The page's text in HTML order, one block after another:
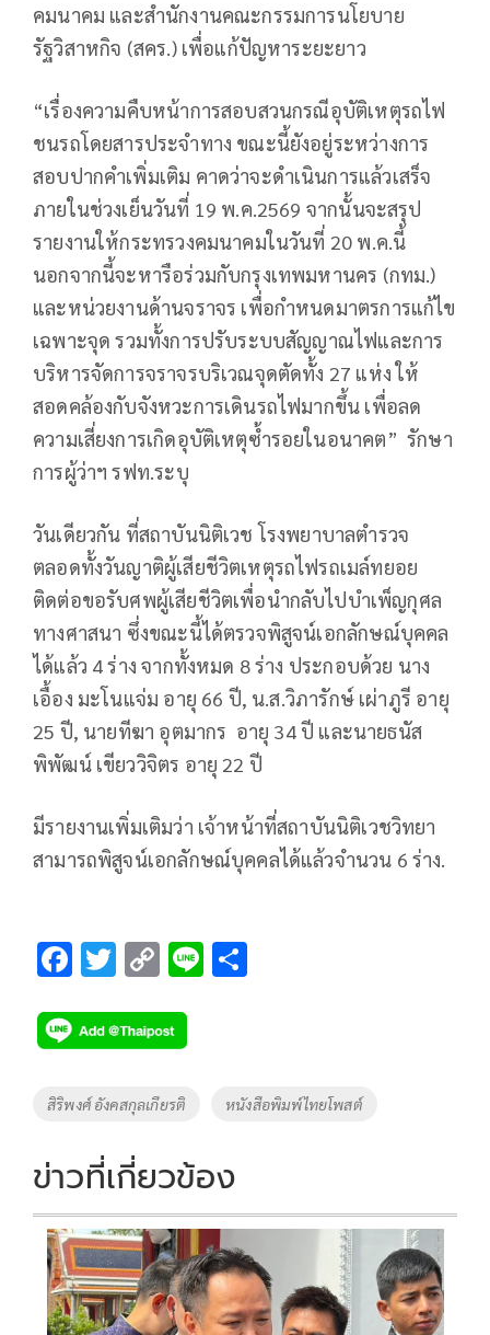
คมนาคม และสำนักงานคณะกรรมการนโยบาย
รัฐวิสาหกิจ (สคร.) เพื่อแก้ปัญหาระยะยาว
“เรื่องความคืบหน้าการสอบสวนกรณีอุบัติเหตุรถไฟ
ชนรถโดยสารประจำทาง ขณะนี้ยังอยู่ระหว่างการ
สอบปากคำเพิ่มเติม คาดว่าจะดำเนินการแล้วเสร็จ
ภายในช่วงเย็นวันที่ 19 พ.ค.2569 จากนั้นจะสรุป
รายงานให้กระทรวงคมนาคมในวันที่ 20 พ.ค.นี้
นอกจากนี้จะหารือร่วมกับกรุงเทพมหานคร (กทม.)
และหน่วยงานด้านจราจร เพื่อกำหนดมาตรการแก้ไข
เฉพาะจุด รวมทั้งการปรับระบบสัญญาณไฟและการ
บริหารจัดการจราจรบริเวณจุดตัดทั้ง 27 แห่ง ให้
สอดคล้องกับจังหวะการเดินรถไฟมากขึ้น เพื่อลด
ความเสี่ยงการเกิดอุบัติเหตุซ้ำรอยในอนาคต” รักษา
การผู้ว่าฯ รฟท.ระบุ
วันเดียวกัน ที่สถาบันนิติเวช โรงพยาบาลตำรวจ
ตลอดทั้งวันญาติผู้เสียชีวิตเหตุรถไฟรถเมล์ทยอย
ติดต่อขอรับศพผู้เสียชีวิตเพื่อนำกลับไปบำเพ็ญกุศล
ทางศาสนา ซึ่งขณะนี้ได้ตรวจพิสูจน์เอกลักษณ์บุคคล
ได้แล้ว 4 ร่าง จากทั้งหมด 8 ร่าง ประกอบด้วย นาง
เอื้อง มะโนแจ่ม อายุ 66 ปี, น.ส.วิภารักษ์ เผ่าภูรี อายุ
25 ปี, นายทีฆา อุตมากร อายุ 34 ปี และนายธนัส
พิพัฒน์ เขียววิจิตร อายุ 22 ปี
มีรายงานเพิ่มเติมว่า เจ้าหน้าที่สถาบันนิติเวชวิทยา
สามารถพิสูจน์เอกลักษณ์บุคคลได้แล้วจำนวน 6 ร่าง.
F
e
b
o
k
T
tt
er
C
p
y
Li
k
Li
Tags
สิริพงศ์ อังคสกุลเกียรติ หนังสือพิมพ์ไทยโพสต์
ข่าวที่เกี่ยวข้อง